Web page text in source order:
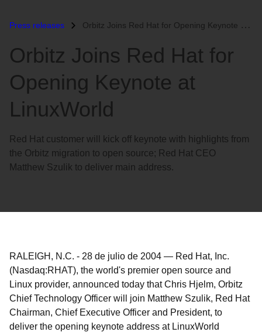
Press releases Orbitz Joins Red Hat for Opening Keynote at LinuxWorld...
Orbitz Joins Red Hat for
Opening Keynote at
LinuxWorld
Red Hat customer will kick off keynote with highlights from
the Orbitz migration to open source; Red Hat CEO
Matthew Szulik to deliver main address.
RALEIGH, N.C. - 28 de julio de 2004 — Red Hat, Inc.
(Nasdaq:RHAT), the world's premier open source and
Linux provider, announced today that Chris Hjelm, Orbitz
Chief Technology Officer will join Matthew Szulik, Red Hat
Chairman, Chief Executive Officer and President, to
deliver the opening keynote address at LinuxWorld